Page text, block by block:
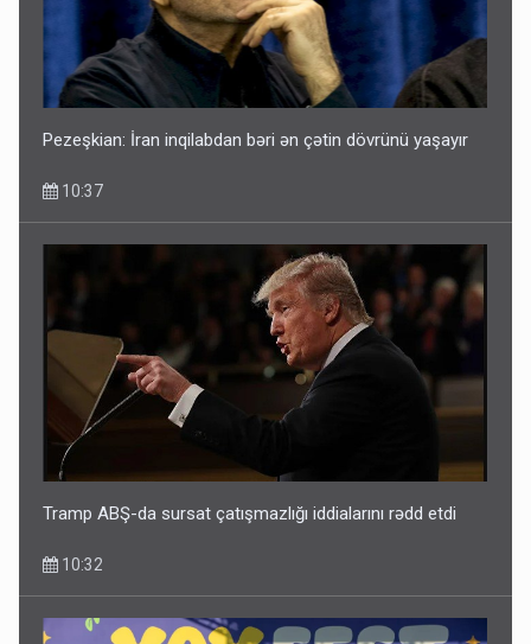
Pezeşkian: İran inqilabdan bəri ən çətin dövrünü yaşayır
10:37
Tramp ABŞ-da sursat çatışmazlığı iddialarını rədd etdi
10:32